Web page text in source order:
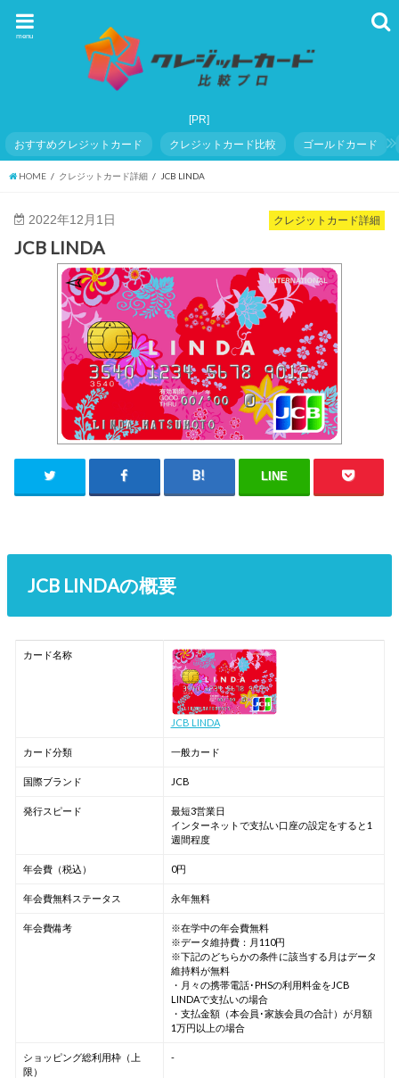
menu
おすすめクレジットカード クレジットカード比較 ゴールドカード
HOME クレジットカード詳細 JCB LINDA
クレジットカード詳細
2022年12月1日
JCB LINDA
LINE
JCB LINDAの概要
カード名称
JCB LINDA
カード分類 一般カード
国際ブランド JCB
発行スピード
最短3営業日
インターネットで支払い口座の設定をすると1
週間程度
年会費（税込） 0円
年会費無料ステータス 永年無料
年会費備考
※在学中の年会費無料
※データ維持費：月110円
※下記のどちらかの条件に該当する月はデータ
維持料が無料
・月々の携帯電話･PHSの利用料金をJCB
LINDAで支払いの場合
・支払金額（本会員･家族会員の合計）が月額
1万円以上の場合
ショッピング総利用枠（上
限）
-